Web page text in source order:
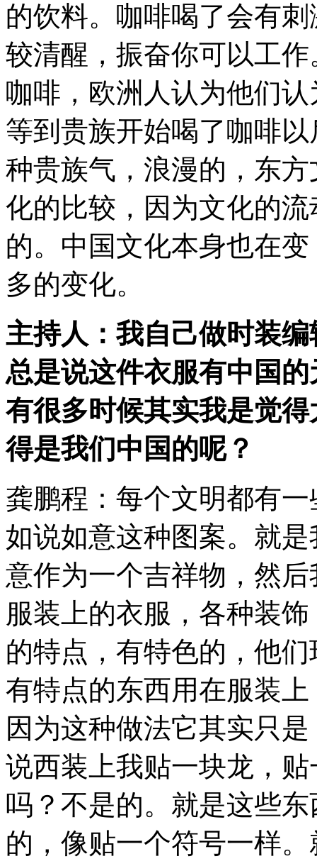
的饮料。咖啡喝了会有
较清醒，振奋你可以工
咖啡，欧洲人认为他们
等到贵族开始喝了咖啡
种贵族气，浪漫的，东
化的比较，因为文化的
的。中国文化本身也在
多的变化。
主持人：我自己做时装
总是说这件衣服有中国
有很多时候其实我是觉
得是我们中国的呢？
龚鹏程：每个文明都有
如说如意这种图案。就
意作为一个吉祥物，然
服装上的衣服，各种装
的特点，有特色的，他
有特点的东西用在服装
因为这种做法它其实只
说西装上我贴一块龙，
吗？不是的。就是这些
的，像贴一个符号一样